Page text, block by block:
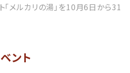
メルカリの湯」を10月6日から31
ント